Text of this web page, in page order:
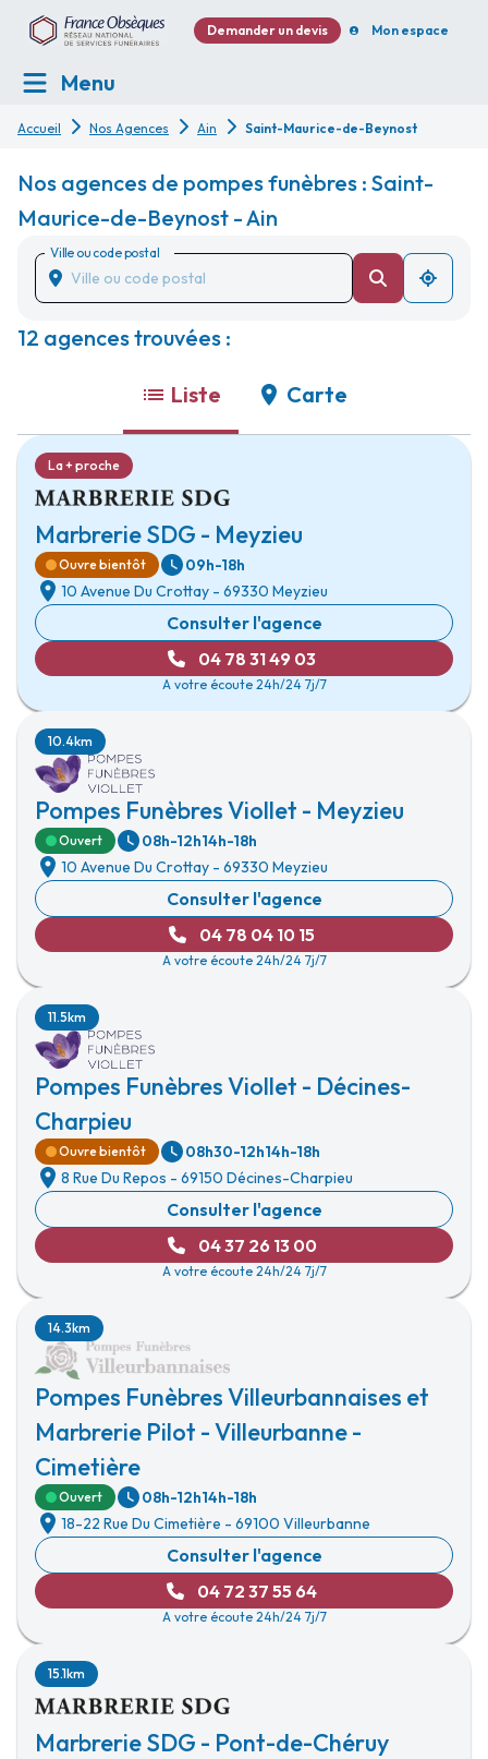
Demander un devis Mon espace
Menu
Accueil Nos Agences Ain Saint-Maurice-de-Beynost
Nos agences de pompes funèbres : Saint-
Maurice-de-Beynost - Ain
Ville ou code postal
12 agences trouvées :
Liste Carte
Marbrerie SDG - Meyzieu
La + proche
Ouvre bientôt
09h-18h
10 Avenue Du Crottay - 69330 Meyzieu
Consulter l'agence
04 78 31 49 03
A votre écoute 24h/24 7j/7
Pompes Funèbres Viollet - Meyzieu
10.4km
Ouvert 08h-12h14h-18h
10 Avenue Du Crottay - 69330 Meyzieu
Consulter l'agence
04 78 04 10 15
A votre écoute 24h/24 7j/7
Pompes Funèbres Viollet - Décines-
Charpieu
11.5km
Ouvre bientôt 08h30-12h14h-18h
8 Rue Du Repos - 69150 Décines-Charpieu
Consulter l'agence
04 37 26 13 00
A votre écoute 24h/24 7j/7
Pompes Funèbres Villeurbannaises et
Marbrerie Pilot - Villeurbanne -
Cimetière
14.3km
Ouvert 08h-12h14h-18h
18-22 Rue Du Cimetière - 69100 Villeurbanne
Consulter l'agence
04 72 37 55 64
A votre écoute 24h/24 7j/7
Marbrerie SDG - Pont-de-Chéruy
15.1km